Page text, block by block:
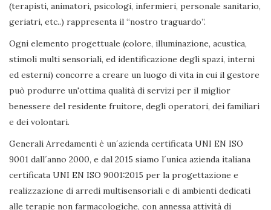
(terapisti, animatori, psicologi, infermieri, personale sanitario,
geriatri, etc..) rappresenta il “nostro traguardo”.
Ogni elemento progettuale (colore, illuminazione, acustica,
stimoli multi sensoriali, ed identificazione degli spazi, interni
ed esterni) concorre a creare un luogo di vita in cui il gestore
può produrre un'ottima qualità di servizi per il miglior
benessere del residente fruitore, degli operatori, dei familiari
e dei volontari.
Generali Arredamenti è un´azienda certificata UNI EN ISO
9001 dall´anno 2000, e dal 2015 siamo l´unica azienda italiana
certificata UNI EN ISO 9001:2015 per la progettazione e
realizzazione di arredi multisensoriali e di ambienti dedicati
alle terapie non farmacologiche, con annessa attività di